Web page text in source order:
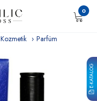
E-KATALOG
0
Kozmetik Parfüm